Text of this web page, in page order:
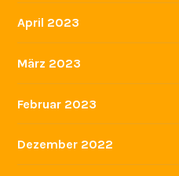
April 2023
März 2023
Februar 2023
Dezember 2022